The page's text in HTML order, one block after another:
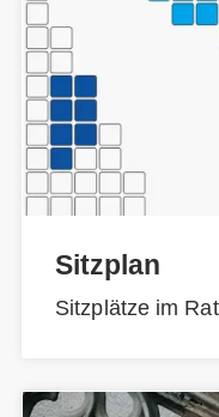
Sitzplan
Sitzplätze im